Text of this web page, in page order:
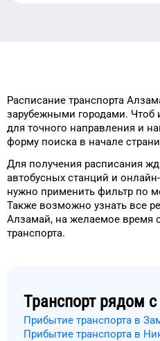
Расписание транспорта
зарубежными городами. Чтоб
для точного направления и
форму поиска в начале
Для получения расписания жд
автобусных станций и
нужно применить фильтр по
Также возможно узнать все
Алзамай, на желаемое время
транспорта.
Транспорт рядом с
Прибытие транспорта в
Прибытие транспорта в